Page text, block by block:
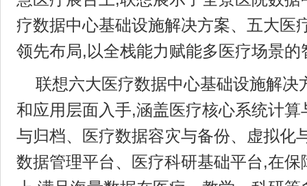
疗数据中心基础设施解决方案、五大医
领先布局,以全栈能力赋能多医疗场景
联想六大医疗数据中心基础设施解决
和应用层面入手,涵盖医疗核心系统计
与归档、医疗数据容灾与备份、虚拟化
数据管理平台、医疗科研基础平台,在